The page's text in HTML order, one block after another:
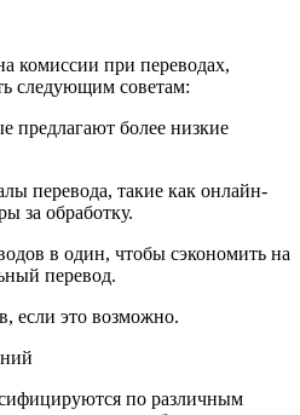
комиссии при переводах,
следующим советам:
предлагают более низкие
перевода, такие как онлайн-
за обработку.
в один, чтобы сэкономить на
перевод.
если это возможно.
по различным